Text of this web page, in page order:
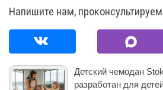
Напишите нам, проконсультируем
Детский чемодан
разработан для